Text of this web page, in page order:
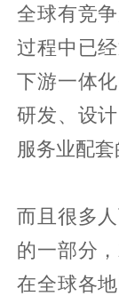
全球有竞
过程中已
下游一体
研发、设
服务业配套
而且很多
的一部分
在全球各